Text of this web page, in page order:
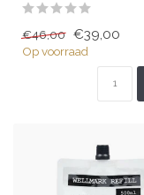
€46,00 €39,00
Op voorraad